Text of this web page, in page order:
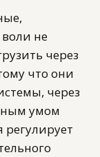
не
через
что они
через
умом
регулирует